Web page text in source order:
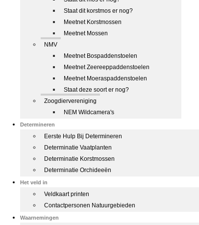
Staat dit korstmos er nog?
Meetnet Korstmossen
Meetnet Mossen
NMV
Meetnet Bospaddenstoelen
Meetnet Zeereeppaddenstoelen
Meetnet Moeraspaddenstoelen
Staat deze soort er nog?
Zoogdiervereniging
NEM Wildcamera's
Determineren
Eerste Hulp Bij Determineren
Determinatie Vaatplanten
Determinatie Korstmossen
Determinatie Orchideeën
Het veld in
Veldkaart printen
Contactpersonen Natuurgebieden
Waarnemingen